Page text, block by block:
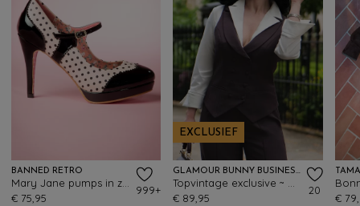
BANNED RETRO
Mary Jane pumps in zwart en beige roze
€ 75,95
999+
EXCLUSIEF
GLAMOUR BUNNY BUSINESS BABE
Topvintage exclusive ~ Willow gilet in bruin
€ 89,95
20
€